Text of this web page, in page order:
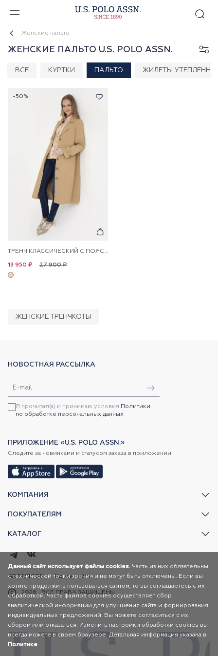
Женские пальто
ЖЕНСКИЕ ПАЛЬТО U.S. POLO ASSN.
ВСЕ КУРТКИ ПАЛЬТО ЖИЛЕТЫ
-50%
ТРЕНЧ КЛАССИЧЕСКИЙ С ПОЯСОМ
27 900 ₽
13 950 ₽
ЖЕНСКИЕ ТРЕНЧКОТЫ
КОМПАНИЯ
ПОКУПАТЕЛЯМ
КАТАЛОГ
НОВОСТНАЯ РАССЫЛКА
Я прочитал(а) и принимаю условия Политики
по обработке персональных данных
ПРИЛОЖЕНИЕ «U.S. POLO ASSN.»
Следите за новинками и статусом заказа в приложении
2026 ВСЕ ПРАВА ЗАЩИЩЕНЫ
AR FASHION Карта сайта
Данный сайт использует файлы cookies. Часть из них обязательны
с технической точки зрения и не могут быть отключены. Если вы
хотите продолжить пользоваться сайтом, то вы соглашаетесь с их
обработкой. Часть файлов cookies осуществляет сбор
аналитической информации для улучшения сайта и формирования
индивидуальных предложений. Вы можете согласиться с их
сбором или отказаться. Изменить настройки обработки cookies вы
всегда можете в своем браузере. Детальная информация указана в
Политике